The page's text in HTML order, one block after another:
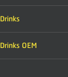
OEM